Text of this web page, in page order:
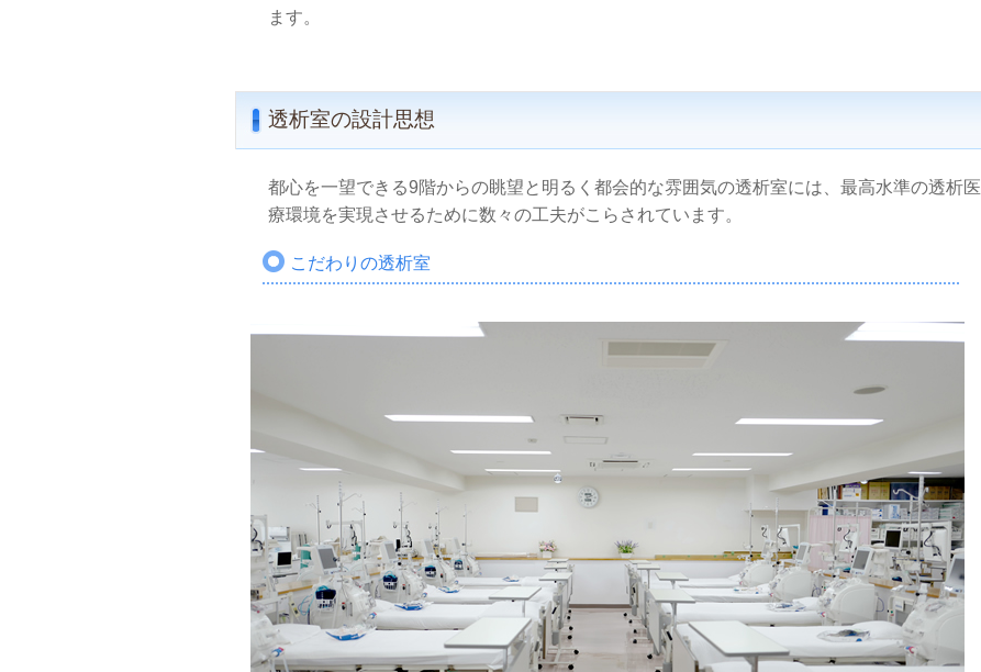
ます。
透析室の設計思想
都心を一望できる9階からの眺望と明るく都会的な雰囲気の透析室には、最高水準の透析医
療環境を実現させるために数々の工夫がこらされています。
こだわりの透析室